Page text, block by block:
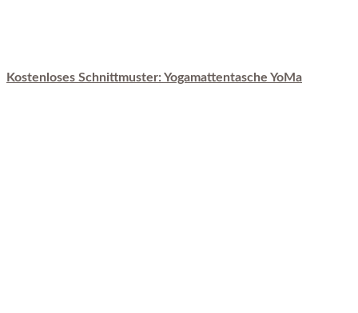
Kostenloses Schnittmuster: Yogamattentasche YoMa